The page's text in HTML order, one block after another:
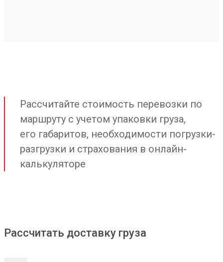
Рассчитайте стоимость перевозки по
маршруту с учетом упаковки груза,
его габаритов, необходимости погрузки-
разгрузки и страхования в онлайн-
калькуляторе
Рассчитать доставку груза